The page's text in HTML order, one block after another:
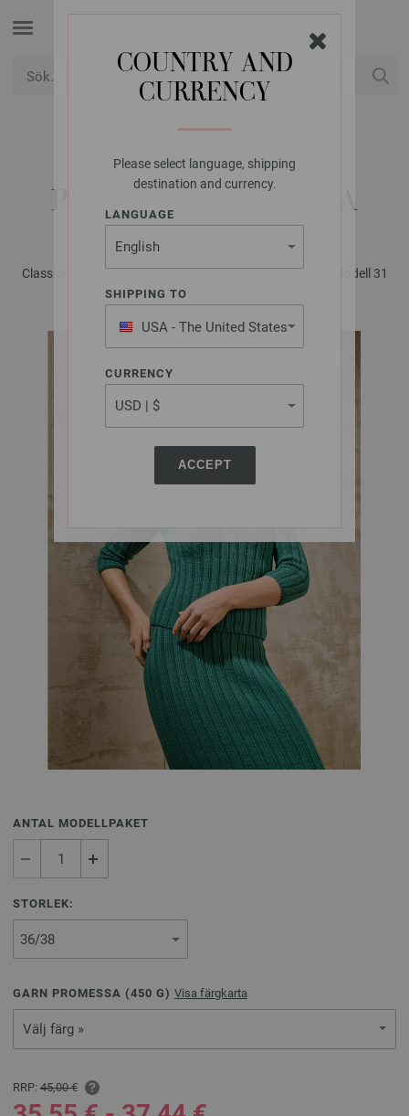
COUNTRY AND
CURRENCY
Please select language, shipping
destination and currency.
LANGUAGE
SHIPPING TO
USA - The United States
of America
CURRENCY
ACCEPT
LANA GROSSA
PULLOVER PROMESSA
Classici No. 30 - Magasin (DE) + Strikkeopskrifter (DK) | Modell 31
ANTAL MODELLPAKET
STORLEK:
GARN PROMESSA (450 G) Visa färgkarta
Välj färg »
RRP: 45,00 €